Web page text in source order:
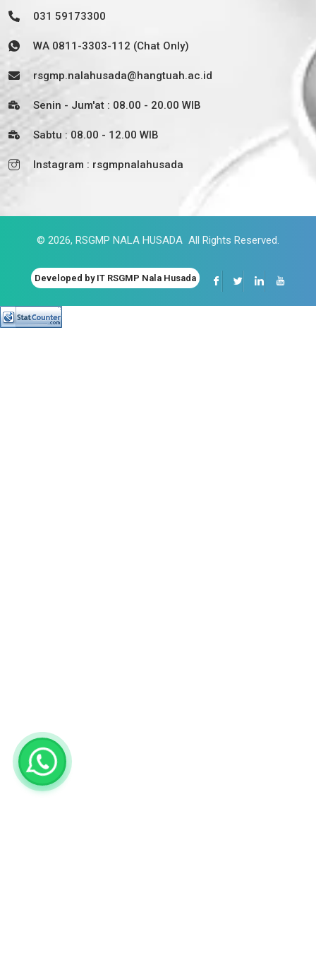
031 59173300
WA 0811-3303-112 (Chat Only)
rsgmp.nalahusada@hangtuah.ac.id
Senin - Jum'at : 08.00 - 20.00 WIB
Sabtu : 08.00 - 12.00 WIB
Instagram : rsgmpnalahusada
© 2026, RSGMP NALA HUSADA All Rights Reserved.
Developed by IT RSGMP Nala Husada